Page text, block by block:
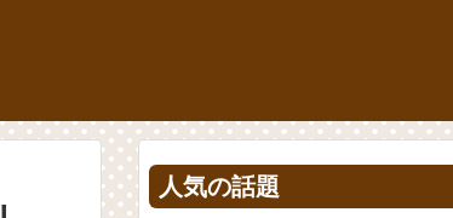
人気の話題